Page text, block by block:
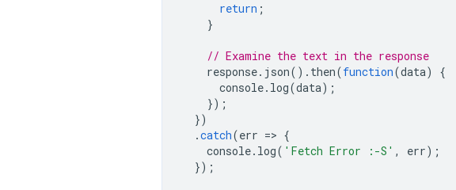
return ;
}
// Examine the text in the response
response. json(). then(function(data)
{
console. log(data);
});
})
.catch(err => {
console. log( 'Fetch Error :-S' , err);
});